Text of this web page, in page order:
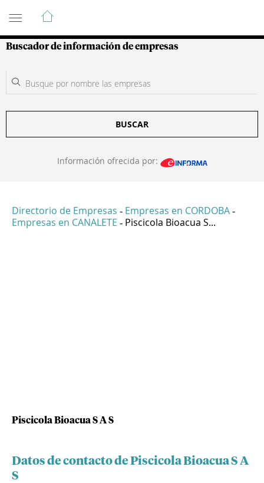
Guía de Empresas Colombianas
Buscador de información de empresas
BUSCAR
Información ofrecida por:
Directorio de Empresas - Empresas en CORDOBA -
Empresas en CANALETE - Piscicola Bioacua S...
Piscicola Bioacua S A S
Datos de contacto de Piscicola Bioacua S A
S